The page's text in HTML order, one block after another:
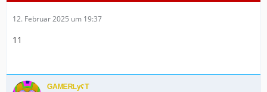
12. Februar 2025 um 19:37
11
ᴳᴬᴹᴱᴿᴸʸˁᵀ